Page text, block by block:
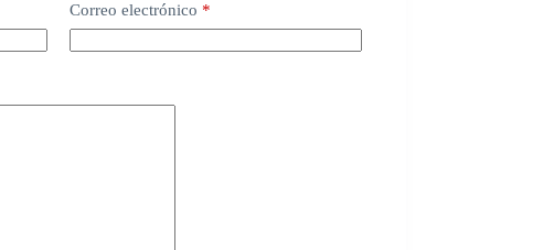
Correo electrónico *